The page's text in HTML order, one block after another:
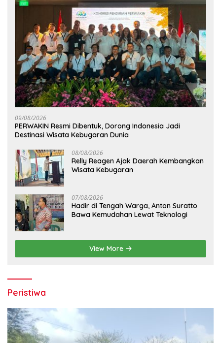
09/08/2026
PERWAKIN Resmi Dibentuk, Dorong Indonesia Jadi
Destinasi Wisata Kebugaran Dunia
08/08/2026
Relly Reagen Ajak Daerah Kembangkan
Wisata Kebugaran
07/08/2026
Hadir di Tengah Warga, Anton Suratto
Bawa Kemudahan Lewat Teknologi
View More
Peristiwa